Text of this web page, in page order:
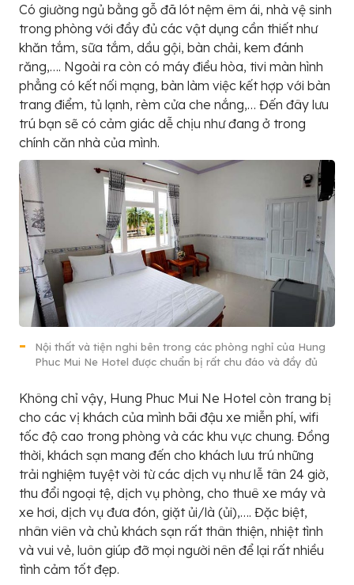
Có giường ngủ bằng gỗ đã lót nệm êm ái, nhà vệ sinh
trong phòng với đầy đủ các vật dụng cần thiết như
khăn tắm, sữa tắm, dầu gội, bàn chải, kem đánh
răng,…. Ngoài ra còn có máy điều hòa, tivi màn hình
phẳng có kết nối mạng, bàn làm việc kết hợp với bàn
trang điểm, tủ lạnh, rèm cửa che nắng,… Đến đây lưu
trú bạn sẽ có cảm giác dễ chịu như đang ở trong
chính căn nhà của mình.
Nội thất và tiện nghi bên trong các phòng nghỉ của Hung
Phuc Mui Ne Hotel được chuẩn bị rất chu đáo và đầy đủ
Không chỉ vậy, Hung Phuc Mui Ne Hotel còn trang bị
cho các vị khách của mình bãi đậu xe miễn phí, wifi
tốc độ cao trong phòng và các khu vực chung. Đồng
thời, khách sạn mang đến cho khách lưu trú những
trải nghiệm tuyệt vời từ các dịch vụ như lễ tân 24 giờ,
thu đổi ngoại tệ, dịch vụ phòng, cho thuê xe máy và
xe hơi, dịch vụ đưa đón, giặt ủi/là (ủi),…. Đặc biệt,
nhân viên và chủ khách sạn rất thân thiện, nhiệt tình
và vui vẻ, luôn giúp đỡ mọi người nên để lại rất nhiều
tình cảm tốt đẹp.